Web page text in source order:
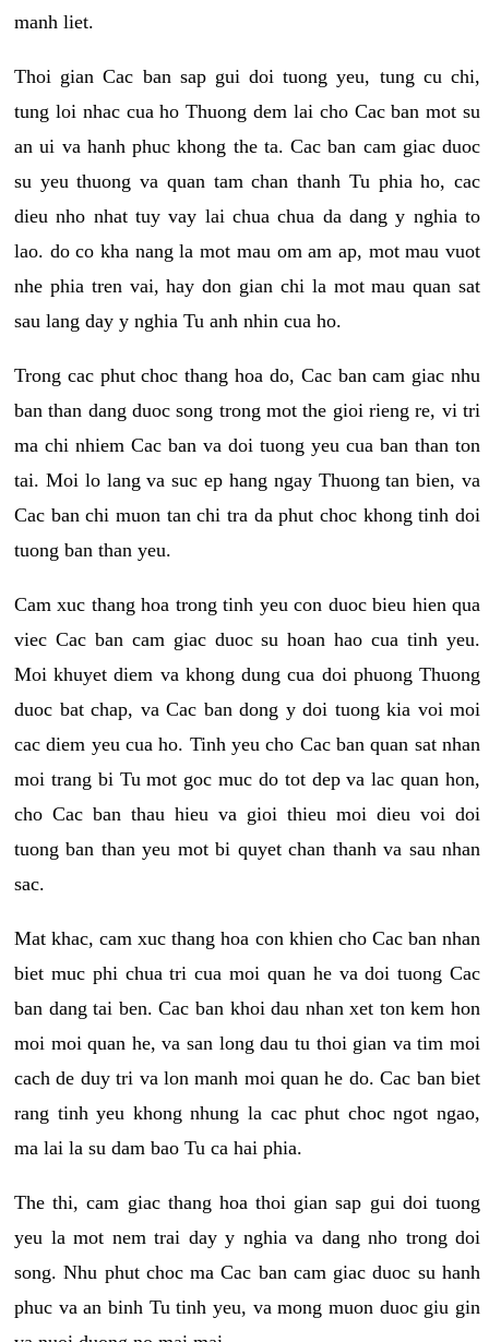
manh liet.
Thoi gian Cac ban sap gui doi tuong yeu, tung cu chi,
tung loi nhac cua ho Thuong dem lai cho Cac ban mot su
an ui va hanh phuc khong the ta. Cac ban cam giac duoc
su yeu thuong va quan tam chan thanh Tu phia ho, cac
dieu nho nhat tuy vay lai chua chua da dang y nghia to
lao. do co kha nang la mot mau om am ap, mot mau vuot
nhe phia tren vai, hay don gian chi la mot mau quan sat
sau lang day y nghia Tu anh nhin cua ho.
Trong cac phut choc thang hoa do, Cac ban cam giac nhu
ban than dang duoc song trong mot the gioi rieng re, vi tri
ma chi nhiem Cac ban va doi tuong yeu cua ban than ton
tai. Moi lo lang va suc ep hang ngay Thuong tan bien, va
Cac ban chi muon tan chi tra da phut choc khong tinh doi
tuong ban than yeu.
Cam xuc thang hoa trong tinh yeu con duoc bieu hien qua
viec Cac ban cam giac duoc su hoan hao cua tinh yeu.
Moi khuyet diem va khong dung cua doi phuong Thuong
duoc bat chap, va Cac ban dong y doi tuong kia voi moi
cac diem yeu cua ho. Tinh yeu cho Cac ban quan sat nhan
moi trang bi Tu mot goc muc do tot dep va lac quan hon,
cho Cac ban thau hieu va gioi thieu moi dieu voi doi
tuong ban than yeu mot bi quyet chan thanh va sau nhan
sac.
Mat khac, cam xuc thang hoa con khien cho Cac ban nhan
biet muc phi chua tri cua moi quan he va doi tuong Cac
ban dang tai ben. Cac ban khoi dau nhan xet ton kem hon
moi moi quan he, va san long dau tu thoi gian va tim moi
cach de duy tri va lon manh moi quan he do. Cac ban biet
rang tinh yeu khong nhung la cac phut choc ngot ngao,
ma lai la su dam bao Tu ca hai phia.
The thi, cam giac thang hoa thoi gian sap gui doi tuong
yeu la mot nem trai day y nghia va dang nho trong doi
song. Nhu phut choc ma Cac ban cam giac duoc su hanh
phuc va an binh Tu tinh yeu, va mong muon duoc giu gin